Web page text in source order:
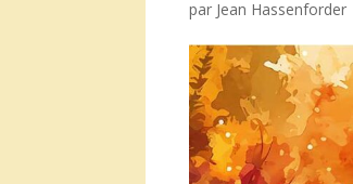
par Jean Hassenforder